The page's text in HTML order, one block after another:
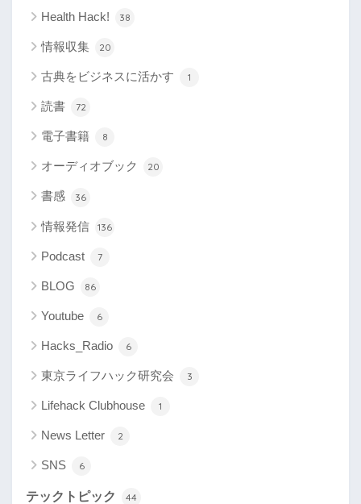
Health Hack! 38
情報収集 20
古典をビジネスに活かす 1
読書 72
電子書籍 8
オーディオブック 20
書感 36
情報発信 136
Podcast 7
BLOG 86
Youtube 6
Hacks_Radio 6
東京ライフハック研究会 3
Lifehack Clubhouse 1
News Letter 2
SNS 6
テックトピック 44